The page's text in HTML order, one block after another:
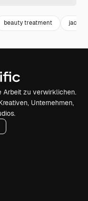
beauty treatment jacuzzi
Arbeit zu verwirklichen.
Unternehmen,